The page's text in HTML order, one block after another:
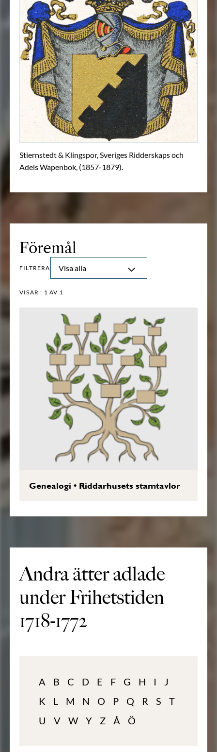
Stiernstedt & Klingspor, Sveriges Ridderskaps och
Adels Wapenbok, (1857-1879).
Föremål
FILTRERA Visa alla
VISAR : 1 AV 1
Genealogi • Riddarhusets stamtavlor
Andra ätter adlade
under Frihetstiden
1718-1772
A B C D E F G H I
J
K
L M N O P Q R S
T
U
V W Y Z Å Ö